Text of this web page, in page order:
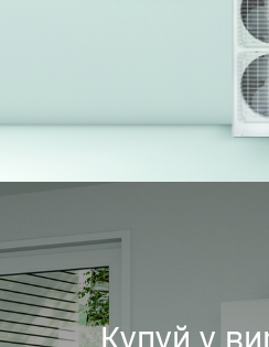
Купуй у